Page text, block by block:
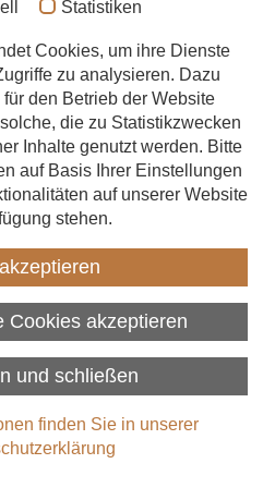
Aufstockung
Anbau
Energetische Sanierung
Förderungen
Über uns
Statistiken
Cookies, um ihre Dienste
zu analysieren. Dazu
den Betrieb der Website
die zu Statistikzwecken
Inhalte genutzt werden. Bitte
auf Basis Ihrer Einstellungen
auf unserer Website
stehen.
Cookies akzeptieren
und schließen
finden Sie in unserer